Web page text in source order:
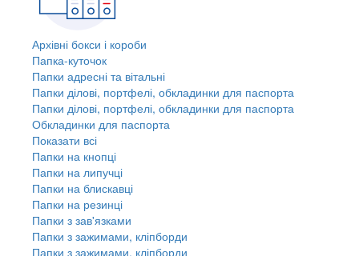
Архівні бокси і короби
Папка-куточок
Папки адресні та вітальні
Папки ділові, портфелі, обкладинки для паспорта
Папки ділові, портфелі, обкладинки для паспорта
Обкладинки для паспорта
Показати всі
Папки на кнопці
Папки на липучці
Папки на блискавці
Папки на резинці
Папки з зав'язками
Папки з зажимами, кліпборди
Папки з зажимами, кліпборди